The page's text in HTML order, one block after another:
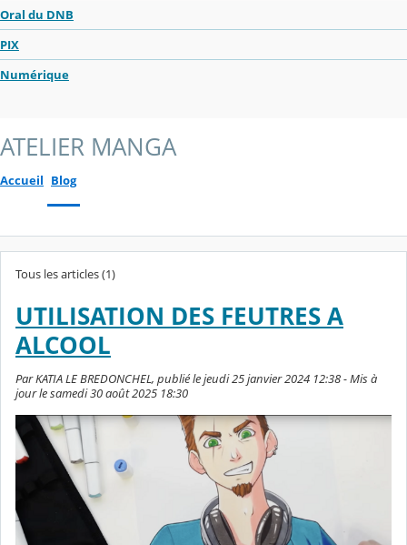
Oral du DNB
PIX
Numérique
ATELIER MANGA
Accueil Blog
Tous les articles (1)
UTILISATION DES FEUTRES A
ALCOOL
Par KATIA LE BREDONCHEL, publié le jeudi 25 janvier 2024 12:38 - Mis à
jour le samedi 30 août 2025 18:30